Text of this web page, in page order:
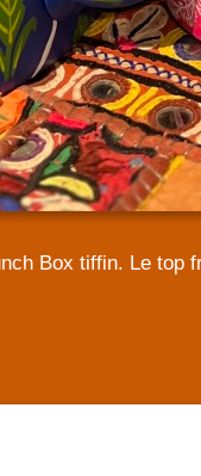
Box tiffin. Le top